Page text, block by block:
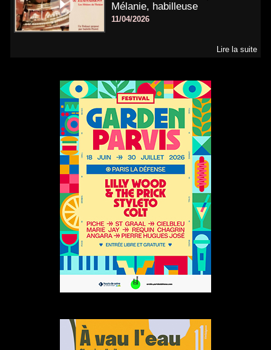
Mélanie, habilleuse
11/04/2026
Lire la suite